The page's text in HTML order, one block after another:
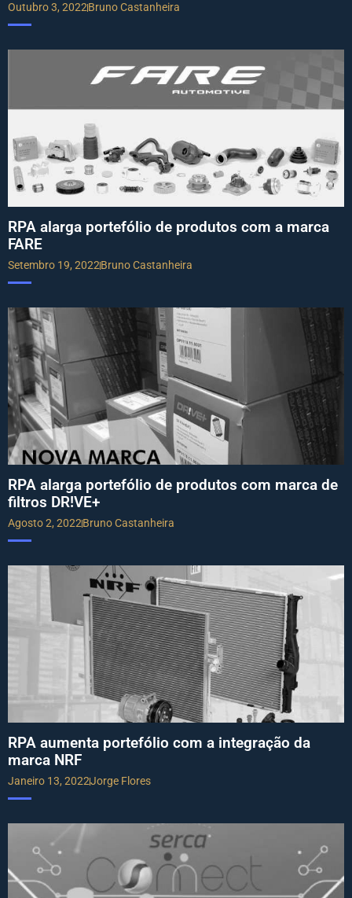
Outubro 3, 2022Bruno Castanheira
RPA alarga portefólio de produtos com a marca
FARE
Setembro 19, 2022Bruno Castanheira
RPA alarga portefólio de produtos com marca de
filtros DR!VE+
Agosto 2, 2022Bruno Castanheira
RPA aumenta portefólio com a integração da
marca NRF
Janeiro 13, 2022Jorge Flores